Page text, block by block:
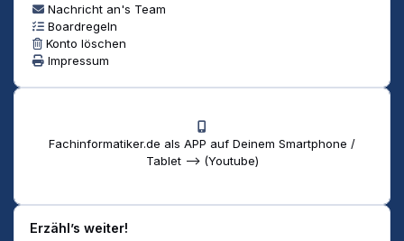
Nachricht an's Team
Boardregeln
Konto löschen
Impressum
Fachinformatiker.de als APP auf Deinem Smartphone /
Tablet --> (Youtube)
Erzähl’s weiter!